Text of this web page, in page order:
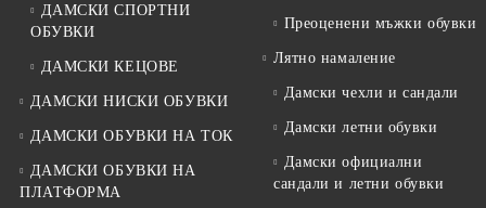
ДАМСКИ СПОРТНИ
ОБУВКИ
ДАМСКИ КЕЦОВЕ
ДАМСКИ НИСКИ ОБУВКИ
ДАМСКИ ОБУВКИ НА ТОК
ДАМСКИ ОБУВКИ НА
ПЛАТФОРМА
Преоценени мъжки обувки
Лятно намаление
Дамски чехли и сандали
Дамски летни обувки
Дамски официални
сандали и летни обувки